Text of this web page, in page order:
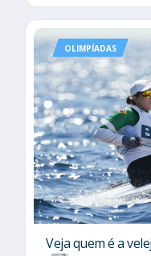
OLIMPÍADAS
Veja quem é a